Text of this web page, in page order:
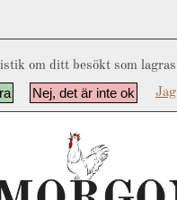
om ditt besökt som
Nej, det är inte ok